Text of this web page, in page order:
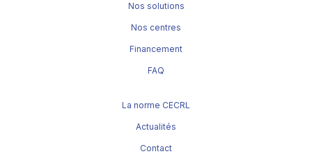
Nos solutions
Nos centres
Financement
FAQ
La norme CECRL
Actualités
Contact